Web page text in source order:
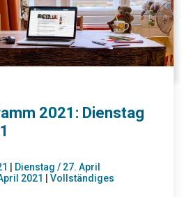
2021: Dienstag
Dienstag / 27. April
2021
Vollständiges